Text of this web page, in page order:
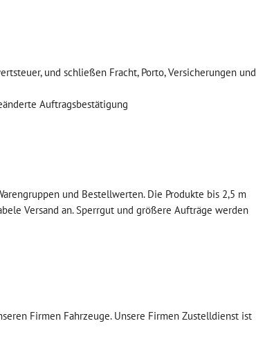
und schließen Fracht, Porto, Versicherungen und
Auftragsbestätigung
und Bestellwerten. Die Produkte bis 2,5 m
Versand an. Sperrgut und größere Aufträge werden
Firmen Fahrzeuge. Unsere Firmen Zustelldienst ist